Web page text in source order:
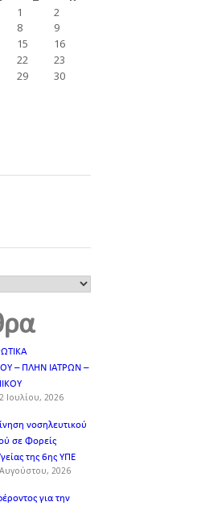
1
2
8 9
15
16
22
23
29 30
– ΠΛΗΝ ΙΑΤΡΩΝ –
Ιουλίου, 2026
νοσηλευτικού
σε Φορείς
της 6ης ΥΠΕ
2026
για την